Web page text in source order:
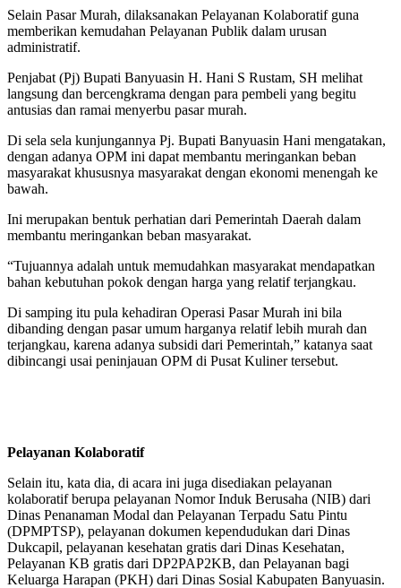
Selain Pasar Murah, dilaksanakan Pelayanan Kolaboratif guna
memberikan kemudahan Pelayanan Publik dalam urusan
administratif.
Penjabat (Pj) Bupati Banyuasin H. Hani S Rustam, SH melihat
langsung dan bercengkrama dengan para pembeli yang begitu
antusias dan ramai menyerbu pasar murah.
Di sela sela kunjungannya Pj. Bupati Banyuasin Hani mengatakan,
dengan adanya OPM ini dapat membantu meringankan beban
masyarakat khususnya masyarakat dengan ekonomi menengah ke
bawah.
Ini merupakan bentuk perhatian dari Pemerintah Daerah dalam
membantu meringankan beban masyarakat.
“Tujuannya adalah untuk memudahkan masyarakat mendapatkan
bahan kebutuhan pokok dengan harga yang relatif terjangkau.
Di samping itu pula kehadiran Operasi Pasar Murah ini bila
dibanding dengan pasar umum harganya relatif lebih murah dan
terjangkau, karena adanya subsidi dari Pemerintah,” katanya saat
dibincangi usai peninjauan OPM di Pusat Kuliner tersebut.
Pelayanan Kolaboratif
Selain itu, kata dia, di acara ini juga disediakan pelayanan
kolaboratif berupa pelayanan Nomor Induk Berusaha (NIB) dari
Dinas Penanaman Modal dan Pelayanan Terpadu Satu Pintu
(DPMPTSP), pelayanan dokumen kependudukan dari Dinas
Dukcapil, pelayanan kesehatan gratis dari Dinas Kesehatan,
Pelayanan KB gratis dari DP2PAP2KB, dan Pelayanan bagi
Keluarga Harapan (PKH) dari Dinas Sosial Kabupaten Banyuasin.